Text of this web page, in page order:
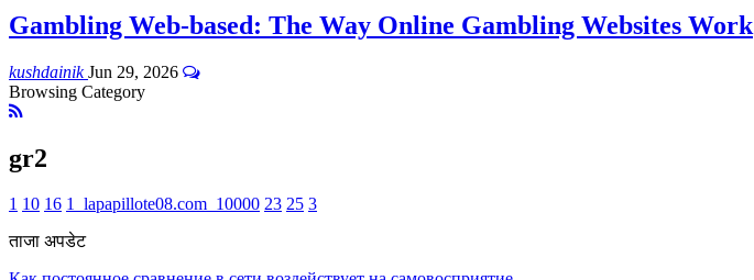
Gambling Web-based: The Way Online Gambling Websites Work
kushdainikJun 29, 2026
Browsing Category
gr2
1 10 16 1_lapapillote08.com_10000 23 25 3
ताजा अपडेट